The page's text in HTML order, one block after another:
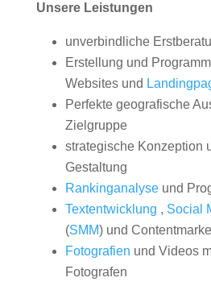
Unsere Leistungen
unverbindliche
Erstellung und
Websites und
Perfekte geografische
Zielgruppe
strategische Konzeption
Gestaltung
Rankinganalyseund
Textentwicklung , Social
(SMM) und
Fotografien und Videos
Fotografen